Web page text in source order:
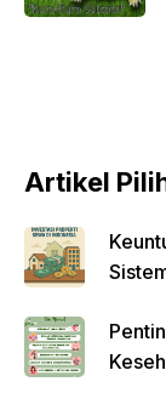
Artikel